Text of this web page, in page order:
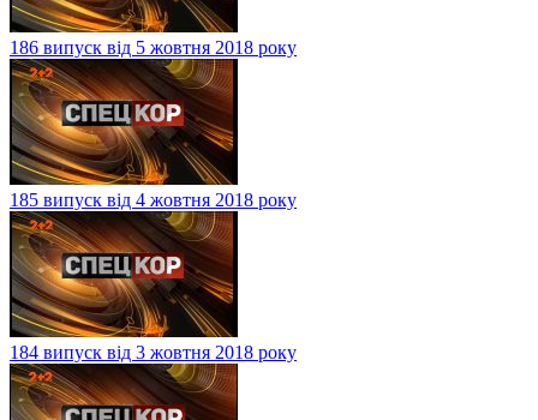
186 випуск від 5 жовтня 2018 року
185 випуск від 4 жовтня 2018 року
184 випуск від 3 жовтня 2018 року